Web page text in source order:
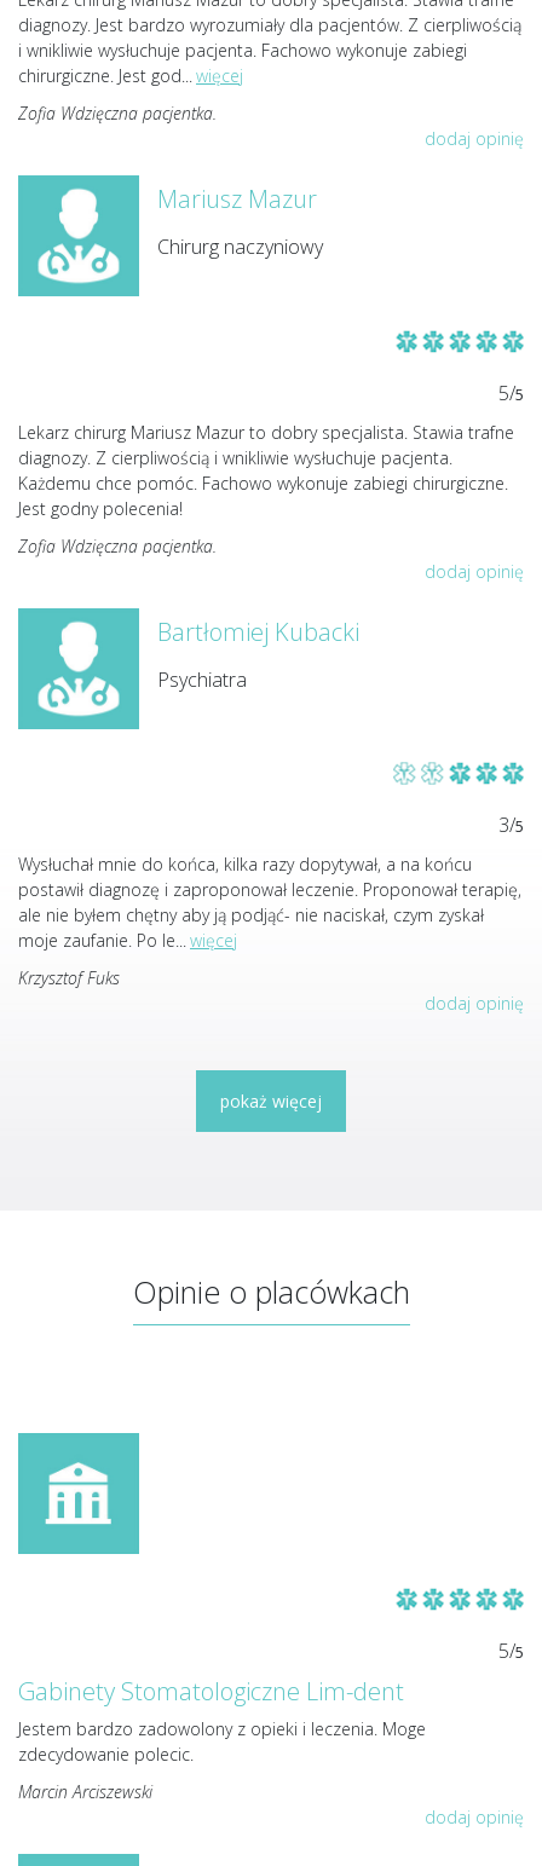
diagnozy. Jest bardzo wyrozumiały dla pacjentów. Z cierpliwością
i wnikliwie wysłuchuje pacjenta. Fachowo wykonuje zabiegi
chirurgiczne. Jest god
więcej
Zofia Wdzięczna pacjentka.
dodaj opinię
Mariusz Mazur
Chirurg naczyniowy
5/5
Lekarz chirurg Mariusz Mazur to dobry specjalista. Stawia trafne
diagnozy. Z cierpliwością i wnikliwie wysłuchuje pacjenta.
Każdemu chce pomóc. Fachowo wykonuje zabiegi chirurgiczne.
Jest godny polecenia!
Zofia Wdzięczna pacjentka.
dodaj opinię
Bartłomiej Kubacki
Psychiatra
3/5
Wysłuchał mnie do końca, kilka razy dopytywał, a na końcu
postawił diagnozę i zaproponował leczenie. Proponował terapię,
ale nie byłem chętny aby ją podjąć- nie naciskał, czym zyskał
moje zaufanie. Po le...więcej
Krzysztof Fuks
dodaj opinię
pokaż więcej
Opinie o placówkach
5/5
Gabinety Stomatologiczne Lim-dent
Jestem bardzo zadowolony z opieki i leczenia. Moge
zdecydowanie polecic.
Marcin Arciszewski
dodaj opinię